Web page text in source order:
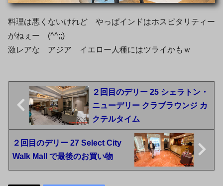
料理は悪くないけれど やっぱインドはホスピタリティー
がねぇー (^^;;)
激レアな アジア イエロー人種にはツライかもｗ
２回目のデリー 25 シェラトン・
ニューデリー クラブラウンジ カ
クテルタイム
２回目のデリー 27 Select City
Walk Mall で最後のお買い物